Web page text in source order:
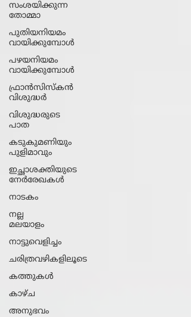
സംശയിക്കുന്ന
തോമ്മാ
പുതിയനിയമം
വായിക്കുമ്പോൾ
പഴയനിയമം
വായിക്കുമ്പോൾ
ഫ്രാൻസിസ്കൻ
വിശുദ്ധർ
വിശുദ്ധരുടെ
പാത
കടുകുമണിയും
പുളിമാവും
ഇച്ഛാശക്തിയുടെ
നേര്‍രേഖകള്‍
നാടകം
നല്ല
മലയാളം
നാട്ടുവെളിച്ചം
ചരിത്രവഴികളിലൂടെ
കത്തുകൾ
കാഴ്ച
അനുഭവം